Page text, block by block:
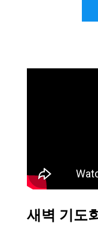
새벽 기도